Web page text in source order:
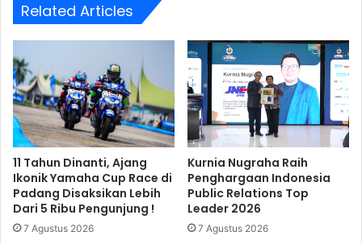
Related Articles
11 Tahun Dinanti, Ajang
Ikonik Yamaha Cup Race di
Padang Disaksikan Lebih
Dari 5 Ribu Pengunjung !
7 Agustus 2026
Kurnia Nugraha Raih
Penghargaan Indonesia
Public Relations Top
Leader 2026
7 Agustus 2026